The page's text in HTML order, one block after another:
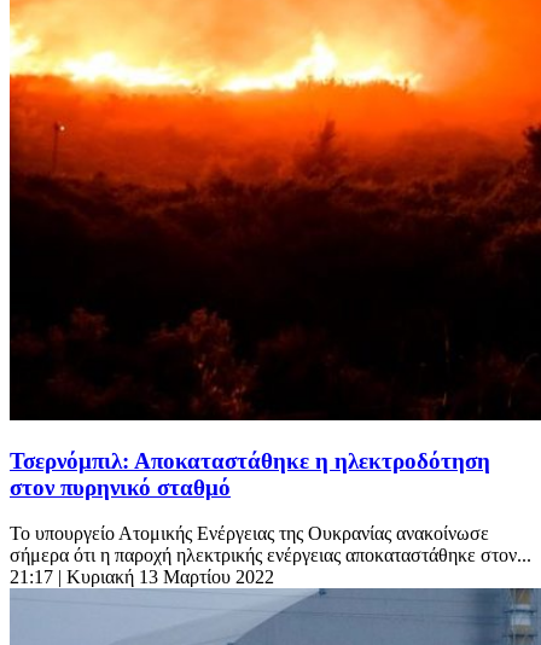
Τσερνόμπιλ: Αποκαταστάθηκε η ηλεκτροδότηση
στον πυρηνικό σταθμό
Το υπουργείο Ατομικής Ενέργειας της Ουκρανίας ανακοίνωσε
σήμερα ότι η παροχή ηλεκτρικής ενέργειας αποκαταστάθηκε στον...
21:17 | Κυριακή 13 Μαρτίου 2022